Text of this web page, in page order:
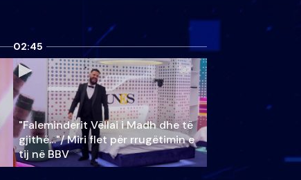
02:45
"Faleminderit Vëllai i Madh dhe të
gjithë…"/ Miri flet për rrugëtimin e
tij në BBV